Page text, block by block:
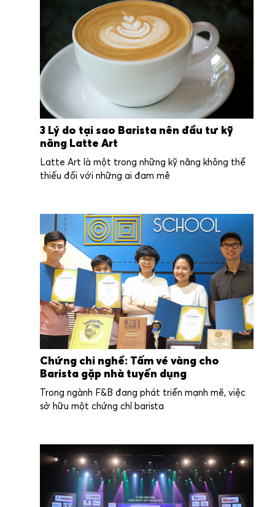
3 Lý do tại sao Barista nên đầu tư kỹ
năng Latte Art
Latte Art là một trong những kỹ năng không thể
thiếu đối với những ai đam mê
Chứng chỉ nghề: Tấm vé vàng cho
Barista gặp nhà tuyển dụng
Trong ngành F&B đang phát triển mạnh mẽ, việc
sở hữu một chứng chỉ barista